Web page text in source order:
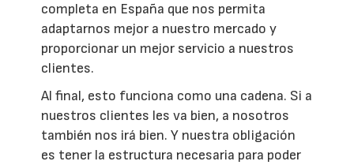
completa en España que nos permita
adaptarnos mejor a nuestro mercado y
proporcionar un mejor servicio a nuestros
clientes.
Al final, esto funciona como una cadena. Si a
nuestros clientes les va bien, a nosotros
también nos irá bien. Y nuestra obligación
es tener la estructura necesaria para poder